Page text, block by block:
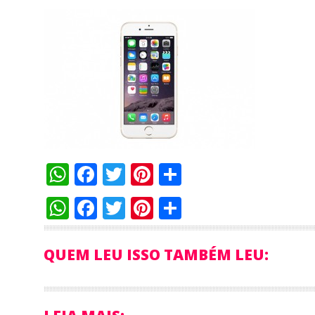
WhatsApp
Facebook
TwitterPinterest
WhatsApp
Facebook
TwitterPinterest
QUEM LEU ISSO TAMBÉM LEU: